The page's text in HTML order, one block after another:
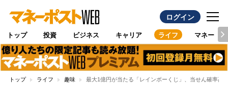
ログイン
トップ 投資 ビジネス キャリア ライフ マネー
トップ ライフ 趣味 最大1億円が当たる「レインボーくじ」、当せん確率高